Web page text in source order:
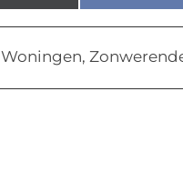
Woningen,